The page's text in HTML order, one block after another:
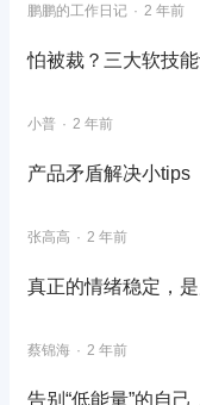
鹏鹏的工作日记 2 年前
怕被裁？三大软技
小普 2 年前
产品矛盾解决小tips
张高高 2 年前
真正的情绪稳定，
蔡锦海 2 年前
告别“低能量”的自己